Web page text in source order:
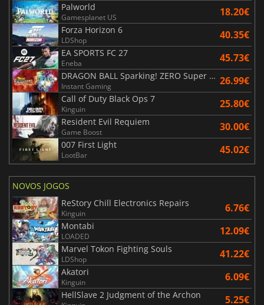
Palworld
Gamesplanet US 18.20€
Forza Horizon 6
LDShop 40.35€
EA SPORTS FC 27
Eneba 45.73€
DRAGON BALL Sparking! ZERO Super Limit Breaking NEO
Instant Gaming 26.99€
Call of Duty Black Ops 7
Kinguin 25.80€
Resident Evil Requiem
Game Boost 30.00€
007 First Light
LootBar 45.02€
NOVOS JOGOS
ReStory Chill Electronics Repairs
Kinguin 6.76€
Montabi
LOADED 12.09€
Marvel Tokon Fighting Souls
LDShop 41.22€
Akatori
Kinguin 6.09€
HellSlave 2 Judgment of the Archon 5.25€